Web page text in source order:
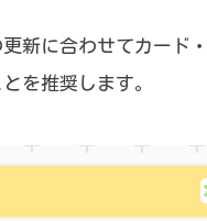
新に合わせてカード
を推奨します。